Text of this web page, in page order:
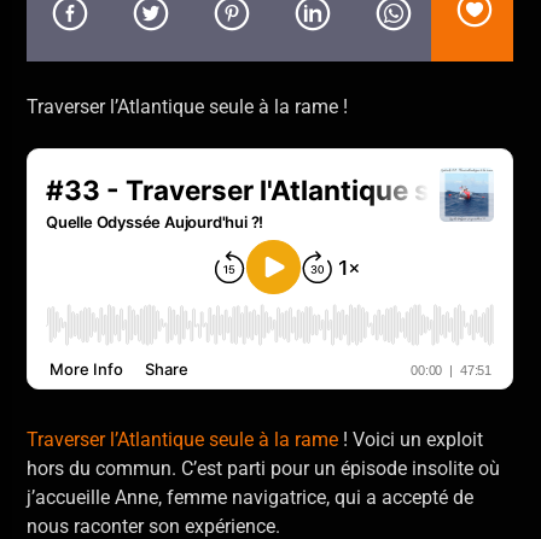
Gothart
Allo La Planète
Traverser l’Atlantique seule à la rame !
Traverser l’Atlantique seule à la rame ! Voici un exploit
hors du commun. C’est parti pour un épisode insolite où
j’accueille Anne, femme navigatrice, qui a accepté de
nous raconter son expérience.